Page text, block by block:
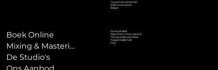
Ceulemansstraat 16G
2060 Antwerpen
België
Privacybeleid
Algemene Voorwaarden
Terugbetalingsbeleid
Toegankelijkheid
FAQ
Boek Online
Mixing & Mastering
De Studio's